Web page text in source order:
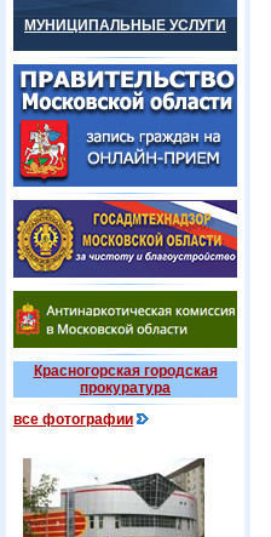
МУНИЦИПАЛЬНЫЕ УСЛУГИ
Красногорская городская
прокуратура
все фотографии